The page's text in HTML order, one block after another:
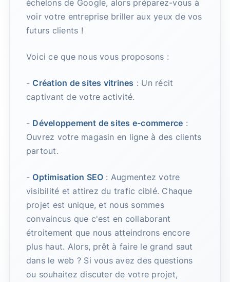
échelons de Google, alors préparez-vous à
voir votre entreprise briller aux yeux de vos
futurs clients !
Voici ce que nous vous proposons :
- Création de sites vitrines : Un récit
captivant de votre activité.
- Développement de sites e-commerce :
Ouvrez votre magasin en ligne à des clients
partout.
- Optimisation SEO : Augmentez votre
visibilité et attirez du trafic ciblé. Chaque
projet est unique, et nous sommes
convaincus que c'est en collaborant
étroitement que nous atteindrons encore
plus haut. Alors, prêt à faire le grand saut
dans le web ? Si vous avez des questions
ou souhaitez discuter de votre projet,